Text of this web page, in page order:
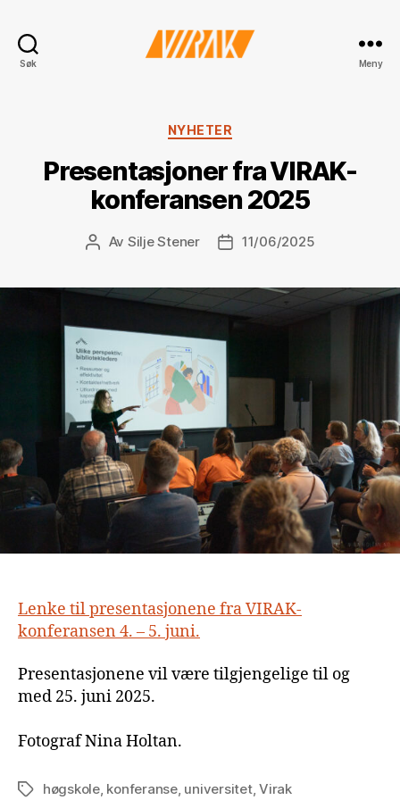
Søk Meny
Kategorier
NYHETER
Presentasjoner fra VIRAK-
konferansen 2025
Innleggsforfatter
Av Silje Stener Publiseringsdato
11/06/2025
Lenke til presentasjonene fra VIRAK-
konferansen 4. – 5. juni.
Presentasjonene vil være tilgjengelige til og
med 25. juni 2025.
Fotograf Nina Holtan.
Stikkordhøgskole, konferanse, universitet,Virak